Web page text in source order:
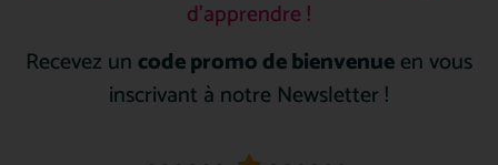
d’apprendre !
Recevez uncode promo de bienvenueen vous
inscrivant à notre Newsletter !